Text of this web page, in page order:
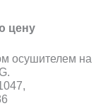
цену
осушителем на